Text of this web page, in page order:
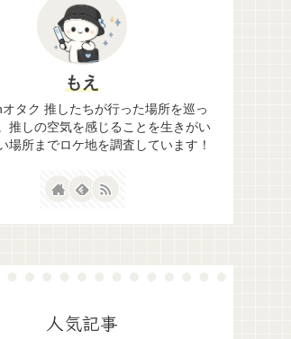
もえ
タク 推したちが行った場所を巡っ
推しの空気を感じることを生きがい
場所までロケ地を調査しています！
人気記事